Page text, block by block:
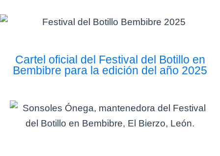
Cartel oficial del Festival del Botillo en
Bembibre para la edición del año 2025